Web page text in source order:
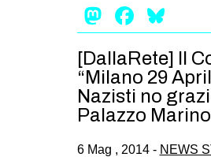
Mastodon
[DallaRete] Il
“Milano 29
Nazisti no
Palazzo Marino
6 Mag , 2014 - NEWS